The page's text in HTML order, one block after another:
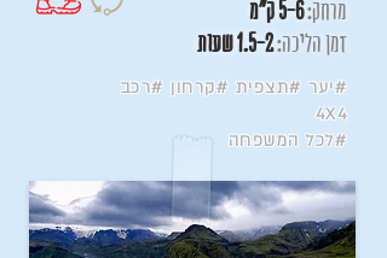
מרחק:5-6 ק"מ
זמן הליכה:1.5-2 שעות
#יער #תצפית #קרחון #רכב
4X4
#לכל המשפחה